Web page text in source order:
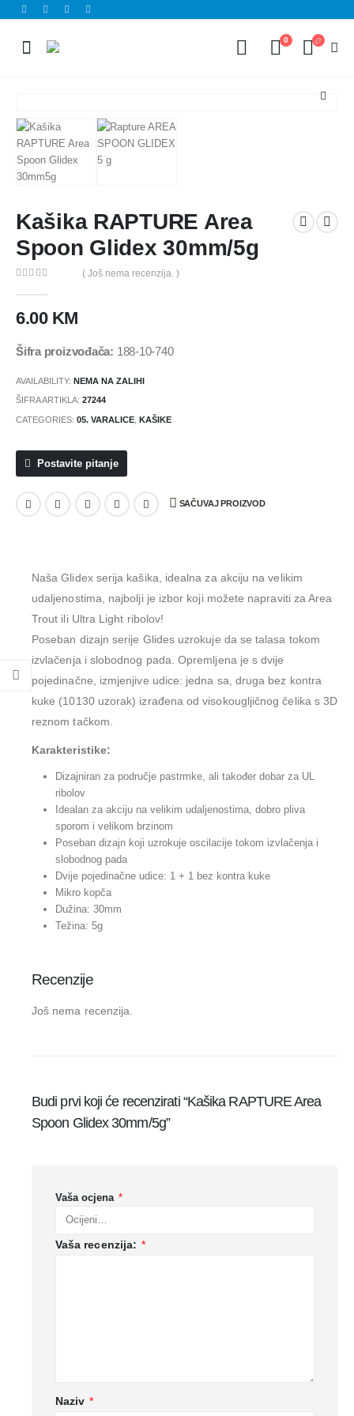
0
Kašika RAPTURE Area
Spoon Glidex 30mm/5g
( Još nema recenzija. )
6.00 KM
Šifra proizvođača: 188-10-740
AVAILABILITY: NEMA NA ZALIHI
ŠIFRA ARTIKLA: 27244
CATEGORIES: 05. VARALICE KAŠIKE
Postavite pitanje
SAČUVAJ PROIZVOD
Naša Glidex serija kašika, idealna za akciju na velikim
udaljenostima, najbolji je izbor koji možete napraviti za Area
Trout ili Ultra Light ribolov!
Poseban dizajn serije Glides uzrokuje da se talasa tokom
izvlačenja i slobodnog pada. Opremljena je s dvije
pojedinačne, izmjenjive udice: jedna sa, druga bez kontra
kuke (10130 uzorak) izrađena od visokougljičnog čelika s 3D
reznom tačkom.
Karakteristike:
Dizajniran za područje pastrmke, ali također dobar za UL
ribolov
Idealan za akciju na velikim udaljenostima, dobro pliva
sporom i velikom brzinom
Poseban dizajn koji uzrokuje oscilacije tokom izvlačenja i
slobodnog pada
Dvije pojedinačne udice: 1 + 1 bez kontra kuke
Mikro kopča
Dužina: 30mm
Težina: 5g
Recenzije
Još nema recenzija.
Budi prvi koji će recenzirati “Kašika RAPTURE Area
Spoon Glidex 30mm/5g”
Vaša ocjena *
Vaša recenzija: *
Naziv *